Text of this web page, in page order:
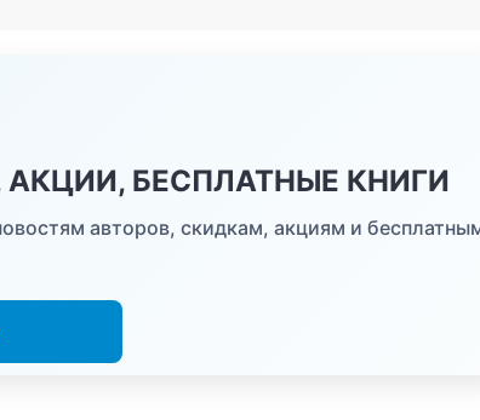
АКЦИИ, БЕСПЛАТНЫЕ КНИГИ
авторов, скидкам, акциям и